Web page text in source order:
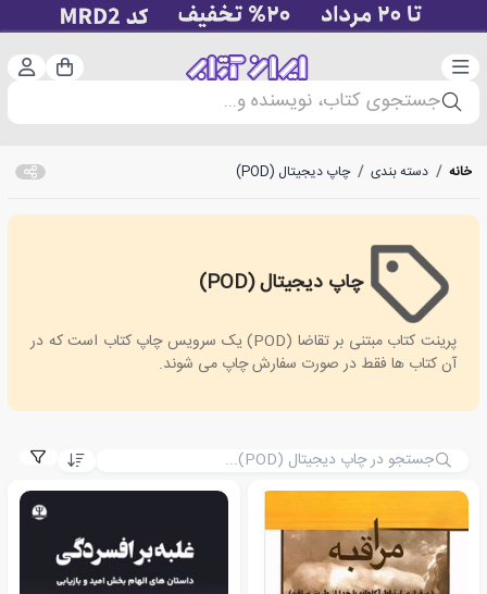
دسته‌بندی سبد
جستجوی کتاب، نویسنده و...
خانه / دسته بندی / چاپ دیجیتال (POD)
چاپ دیجیتال (POD)
POD
پرینت کتاب مبتنی بر تقاضا (POD) یک سرویس چاپ کتاب است که در
آن کتاب ها فقط در صورت سفارش چاپ می شوند.